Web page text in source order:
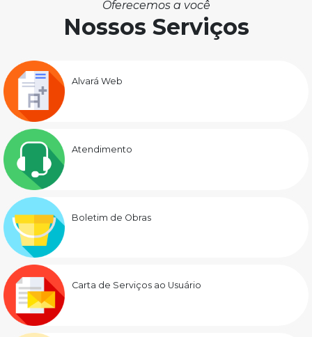
Oferecemos a você
Nossos Serviços
Alvará Web
Atendimento
Boletim de Obras
Carta de Serviços ao Usuário